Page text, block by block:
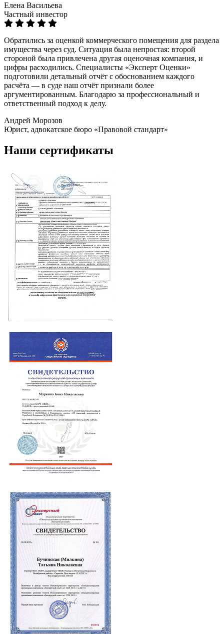
Елена Васильева
Частный инвестор
Обратились за оценкой коммерческого помещения для раздела
имущества через суд. Ситуация была непростая: второй
стороной была привлечена другая оценочная компания, и
цифры расходились. Специалисты «Эксперт Оценки»
подготовили детальный отчёт с обоснованием каждого
расчёта — в суде наш отчёт признали более
аргументированным. Благодарю за профессиональный и
ответственный подход к делу.
Андрей Морозов
Юрист, адвокатское бюро «Правовой стандарт»
Наши сертификаты